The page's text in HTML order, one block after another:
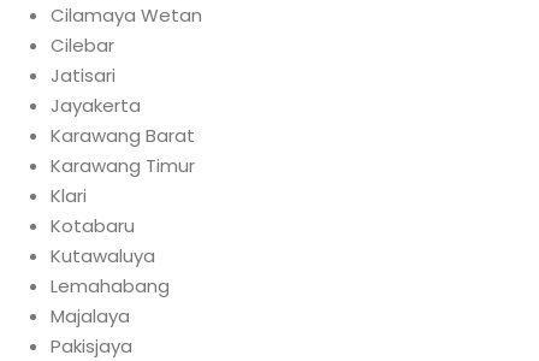
Cilamaya Wetan
Cilebar
Jatisari
Jayakerta
Karawang Barat
Karawang Timur
Klari
Kotabaru
Kutawaluya
Lemahabang
Majalaya
Pakisjaya